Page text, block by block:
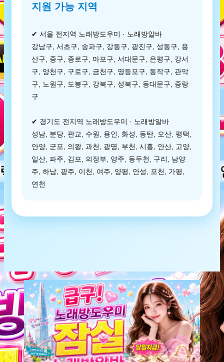
지원 가능 지역
✔ 서울 전지역 노래방도우미 · 노래방알바
강남구, 서초구, 송파구, 강동구, 광진구, 성동구, 용
산구, 중구, 종로구, 마포구, 서대문구, 은평구, 강서
구, 양천구, 구로구, 금천구, 영등포구, 동작구, 관악
구, 노원구, 도봉구, 강북구, 성북구, 동대문구, 중랑
구
✔ 경기도 전지역 노래방도우미 · 노래방알바
성남, 분당, 판교, 수원, 용인, 화성, 동탄, 오산, 평택,
안양, 군포, 의왕, 과천, 광명, 부천, 시흥, 안산, 고양,
일산, 파주, 김포, 의정부, 양주, 동두천, 구리, 남양
주, 하남, 광주, 이천, 여주, 양평, 안성, 포천, 가평,
연천